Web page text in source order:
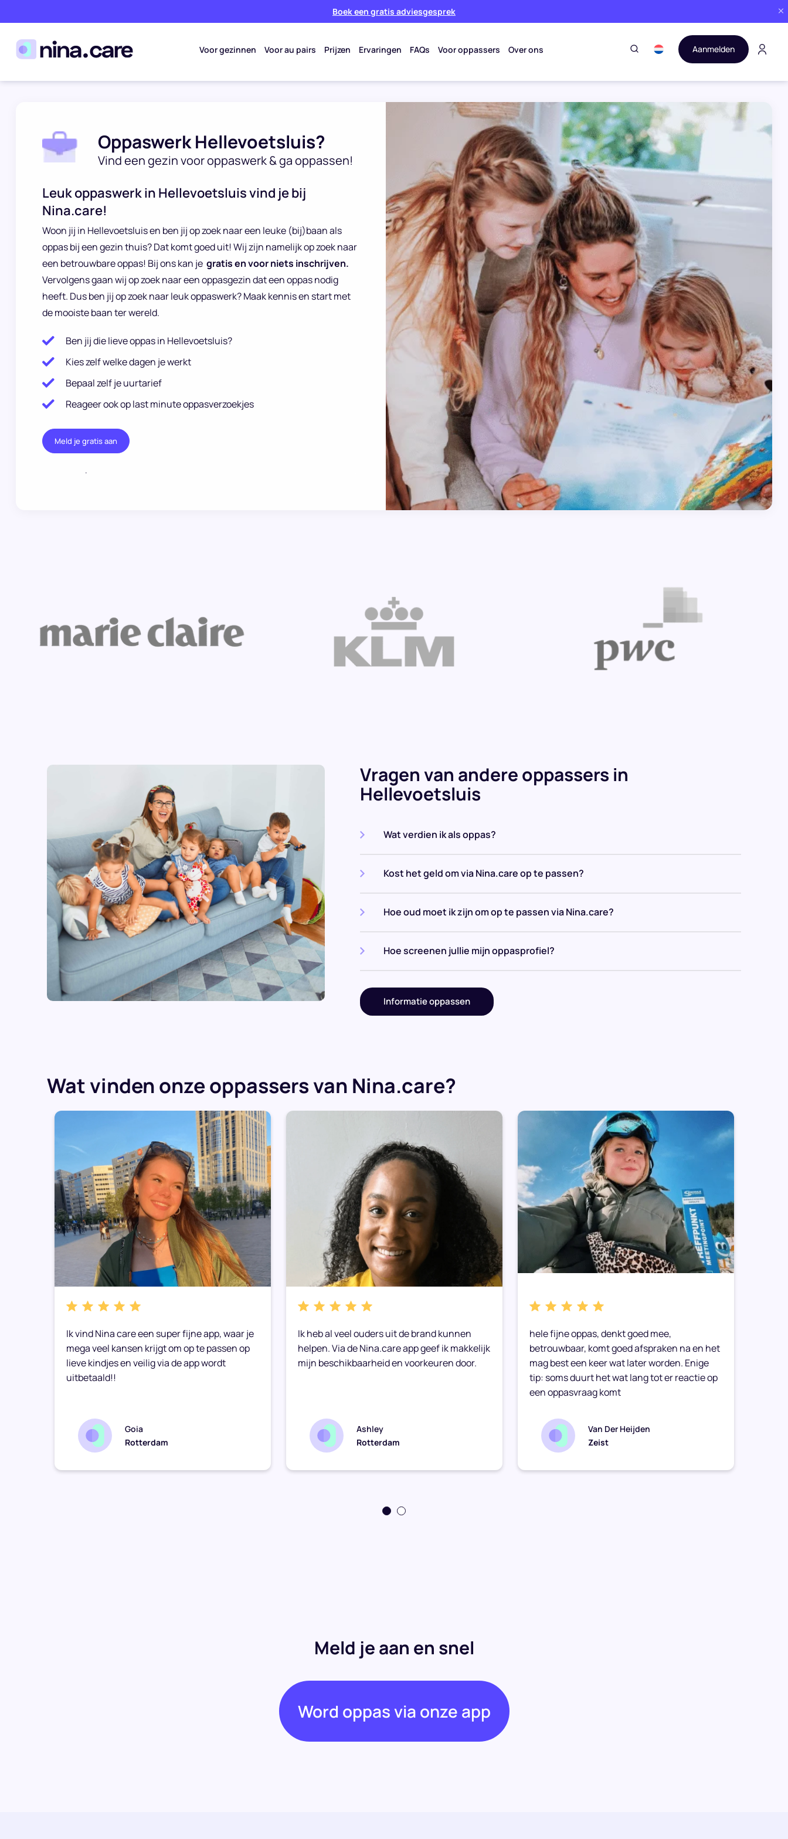
Boek een gratis adviesgesprek
Voor gezinnen Voor au pairs Prijzen Ervaringen FAQs Voor oppassers Over ons Aanmelden
Oppaswerk Hellevoetsluis?
Vind een gezin voor oppaswerk & ga oppassen!
Leuk oppaswerk in Hellevoetsluis vind je bij
Nina.care!
Woon jij in Hellevoetsluis en ben jij op zoek naar een leuke (bij)baan als
oppas bij een gezin thuis? Dat komt goed uit! Wij zijn namelijk op zoek naar
een betrouwbare oppas! Bij ons kan je gratis en voor niets inschrijven.
Vervolgens gaan wij op zoek naar een oppasgezin dat een oppas nodig
heeft. Dus ben jij op zoek naar leuk oppaswerk? Maak kennis en start met
de mooiste baan ter wereld.
Ben jij die lieve oppas in Hellevoetsluis?
Kies zelf welke dagen je werkt
Bepaal zelf je uurtarief
Reageer ook op last minute oppasverzoekjes
Meld je gratis aan
.
Vragen van andere oppassers in
Hellevoetsluis
Wat verdien ik als oppas?
Kost het geld om via Nina.care op te passen?
Hoe oud moet ik zijn om op te passen via Nina.care?
Hoe screenen jullie mijn oppasprofiel?
Informatie oppassen
Wat vinden onze oppassers van Nina.care?
Ik vind Nina care een super fijne app, waar je
mega veel kansen krijgt om op te passen op
lieve kindjes en veilig via de app wordt
uitbetaald!!
Goia
Rotterdam
Ik heb al veel ouders uit de brand kunnen
helpen. Via de Nina.care app geef ik makkelijk
mijn beschikbaarheid en voorkeuren door.
Ashley
Rotterdam
hele fijne oppas, denkt goed mee,
betrouwbaar, komt goed afspraken na en het
mag best een keer wat later worden. Enige
tip: soms duurt het wat lang tot er reactie op
een oppasvraag komt
Van Der Heijden
Zeist
Meld je aan en snel
Word oppas via onze app